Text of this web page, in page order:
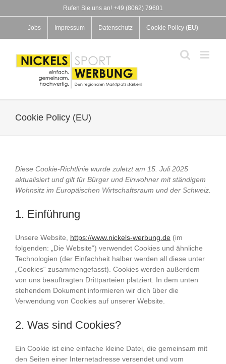
Inhalt
Rufen Sie uns an! +49 (8062) 79601
Jobs Impressum Datenschutz Cookie Policy (EU)
Cookie Policy (EU)
Diese Cookie-Richtlinie wurde zuletzt am 15. Juli 2025
aktualisiert und gilt für Bürger und Einwohner mit ständigem
Wohnsitz im Europäischen Wirtschaftsraum und der Schweiz.
1. Einführung
Unsere Website, https://www.nickels-werbung.de (im
folgenden: „Die Website“) verwendet Cookies und ähnliche
Technologien (der Einfachheit halber werden all diese unter
„Cookies“ zusammengefasst). Cookies werden außerdem
von uns beauftragten Drittparteien platziert. In dem unten
stehendem Dokument informieren wir dich über die
Verwendung von Cookies auf unserer Website.
2. Was sind Cookies?
Ein Cookie ist eine einfache kleine Datei, die gemeinsam mit
den Seiten einer Internetadresse versendet und vom